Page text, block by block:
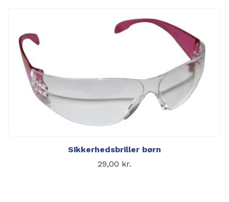
Sikkerhedsbriller børn
29,00 kr.